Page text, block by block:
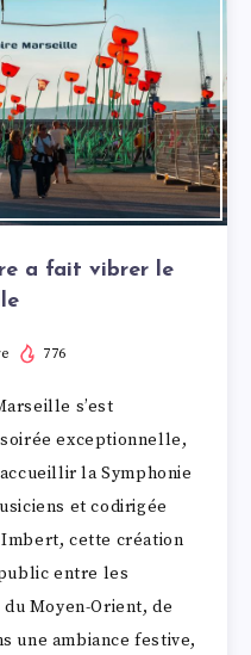
a fait vibrer le
776
s’est
exceptionnelle,
la Symphonie
et codirigée
cette création
entre les
Moyen-Orient, de
une ambiance festive,